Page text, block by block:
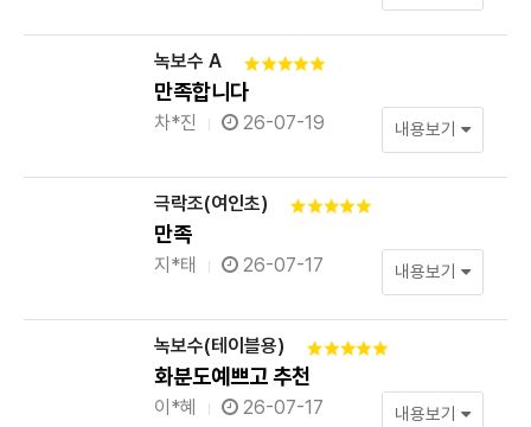
녹보수 A
만족합니다
차*진 26-07-19 내용보기
극락조(여인초)
만족
지*태 26-07-17 내용보기
녹보수(테이블용)
화분도예쁘고 추천
이*혜 26-07-17 내용보기